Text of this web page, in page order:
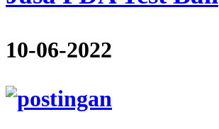
10-06-2022